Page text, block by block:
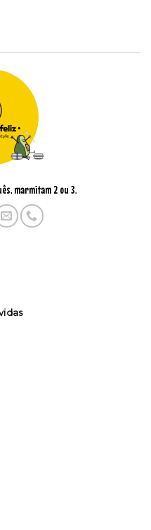
marmitam 2 ou 3.